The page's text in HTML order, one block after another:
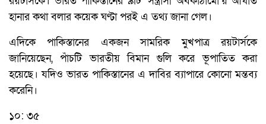
হানার কথা বলার কয়েক ঘণ্টা পরই এ তথ্য জানা গেল।
এদিকে পাকিস্তানের একজন সামরিক মুখপাত্র রয়টার্সকে
জানিয়েছেন, পাঁচটি ভারতীয় বিমান গুলি করে ভূপাতিত করা
হয়েছে। যদিও ভারত পাকিস্তানের এ দাবির ব্যাপারে কোনো মন্তব্য
করেনি।
১০: ৩৫